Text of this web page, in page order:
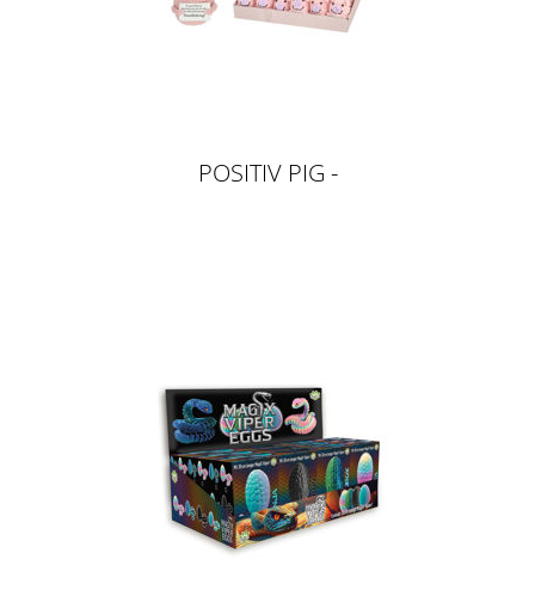
POSITIV PIG -